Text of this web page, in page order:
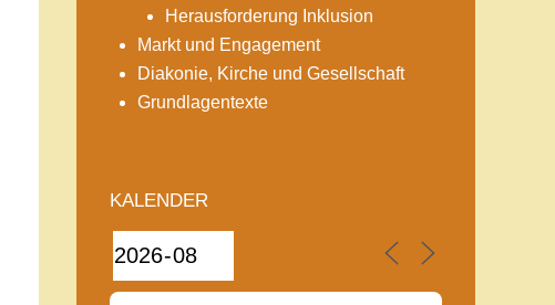
Herausforderung Inklusion
Markt und Engagement
Diakonie, Kirche und Gesellschaft
Grundlagentexte
KALENDER